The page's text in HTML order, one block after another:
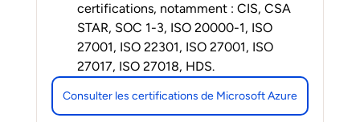
certifications, notamment : CIS, CSA
STAR, SOC 1-3, ISO 20000-1, ISO
27001, ISO 22301, ISO 27001, ISO
27017, ISO 27018, HDS.
Consulter les certifications de Microsoft Azure